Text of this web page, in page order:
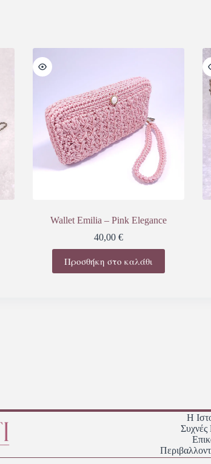
Wallet Emilia – Pink Elegance
40,00 €
Προσθήκη στο καλάθι
Η
Συχνές